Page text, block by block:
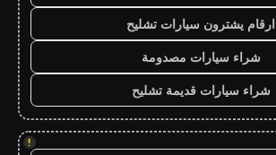
ارقام يشترون سيارات تشليح
شراء سيارات مصدومة
شراء سيارات قديمة تشليح
!